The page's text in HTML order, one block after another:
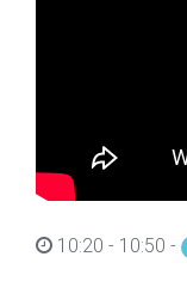
10:20 - 10:50 -